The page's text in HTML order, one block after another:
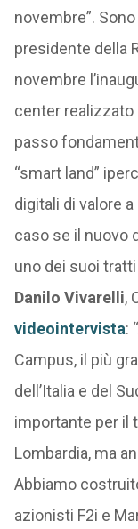
novembre”.
presidente della
novembre
center realizzato
passo
“smart land”
digitali di valore
caso se il nuovo
uno dei suoi
Danilo Vivarelli,
videointervista:
Campus, il più
dell’Italia e del
importante per il
Lombardia, ma
Abbiamo
azionisti F2i e